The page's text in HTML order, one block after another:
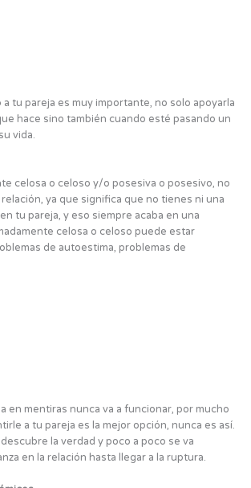
tu pareja es muy importante, no solo apoyarla
hace sino también cuando esté pasando un
vida.
celosa o celoso y/o posesiva o posesivo, no
ya que significa que no tienes ni una
tu pareja, y eso siempre acaba en una
celosa o celoso puede estar
de autoestima, problemas de
en mentiras nunca va a funcionar, por mucho
a tu pareja es la mejor opción, nunca es así.
la verdad y poco a poco se va
en la relación hasta llegar a la ruptura.